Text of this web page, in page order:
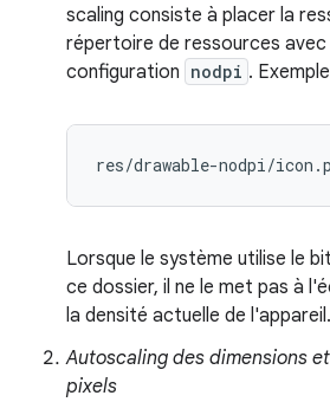
scaling consiste à placer la
répertoire de ressources
configuration nodpi .
res/drawable-nodpi/
Lorsque le système utilise le
ce dossier, il ne le met pas à
la densité actuelle de l'appareil.
Autoscaling des dimensions
pixels